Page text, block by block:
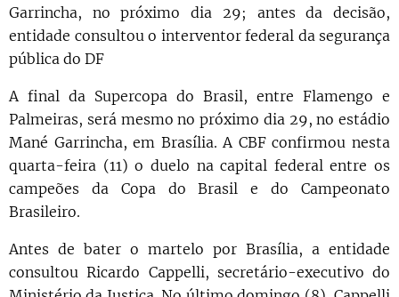
Garrincha, no próximo dia 29; antes da decisão,
entidade consultou o interventor federal da segurança
pública do DF
A final da Supercopa do Brasil, entre Flamengo e
Palmeiras, será mesmo no próximo dia 29, no estádio
Mané Garrincha, em Brasília. A CBF confirmou nesta
quarta-feira (11) o duelo na capital federal entre os
campeões da Copa do Brasil e do Campeonato
Brasileiro.
Antes de bater o martelo por Brasília, a entidade
consultou Ricardo Cappelli, secretário-executivo do